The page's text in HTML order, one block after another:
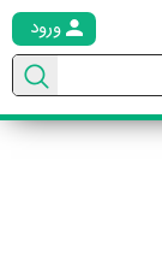
ورود